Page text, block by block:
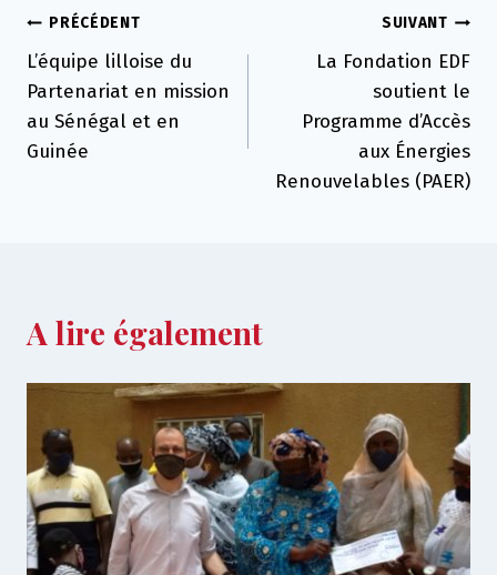
Navigation
de
l’article
PRÉCÉDENT
L’équipe lilloise du
Partenariat en mission
au Sénégal et en
Guinée
SUIVANT
La Fondation EDF
soutient le
Programme d’Accès
aux Énergies
Renouvelables (PAER)
A lire également